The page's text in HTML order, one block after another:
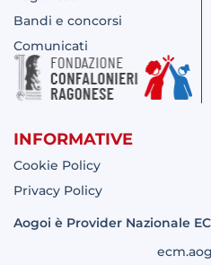
Bandi e concorsi
Comunicati
INFORMATIVE
Cookie Policy
Privacy Policy
Aogoi è Provider Nazionale